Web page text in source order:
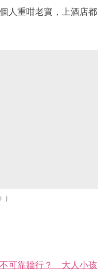
人重咁老實，上酒店都
不可靠牆行？ 大人小孩